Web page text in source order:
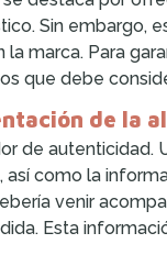
Sin embargo,
marca. Para
que debe
de la
de autenticidad.
como la
venir
Esta